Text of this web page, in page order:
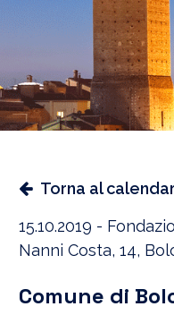
Torna al
15.10.2019 -
Nanni Costa, 14,
Comune di